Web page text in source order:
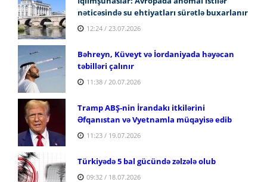
nəticəsində su ehtiyatları sürətlə buxarlanır
12:24 / 23.07.2026
Bəhreyn, Küveyt və İordaniyada həyəcan
təbilləri çalınır
11:38 / 20.07.2026
Tramp ABŞ-nin İrandakı itkilərini
Əfqanıstan və Vyetnamla müqayisə edib
11:23 / 19.07.2026
Türkiyədə 5 bal gücündə zəlzələ olub
09:32 / 18.07.2026